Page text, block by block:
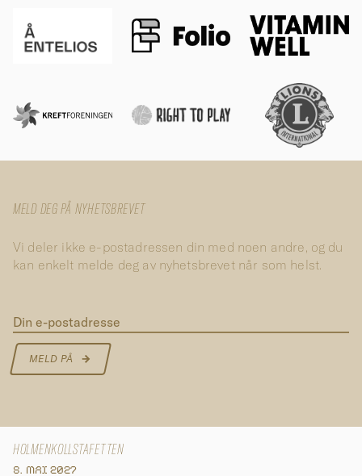
MELD DEG PÅ NYHETSBREVET
Vi deler ikke e-postadressen din med noen andre, og du
kan enkelt melde deg av nyhetsbrevet når som helst.
Din e-postadresse
MELD PÅ
HOLMENKOLLSTAFETTEN
8. MAI 2027